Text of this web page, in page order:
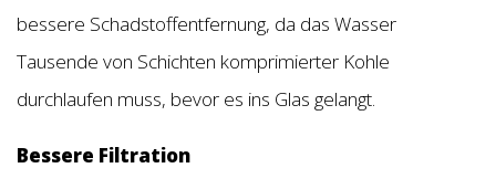
bessere Schadstoffentfernung, da das Wasser
Tausende von Schichten komprimierter Kohle
durchlaufen muss, bevor es ins Glas gelangt.
Bessere Filtration